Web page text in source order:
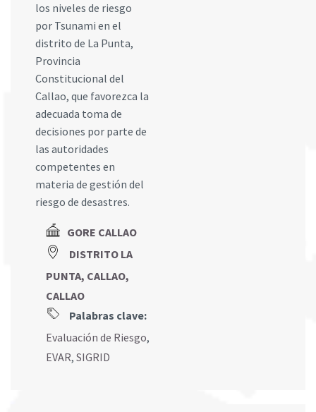
los niveles de riesgo
por Tsunami en el
distrito de La Punta,
Provincia
Constitucional del
Callao, que favorezca la
adecuada toma de
decisiones por parte de
las autoridades
competentes en
materia de gestión del
riesgo de desastres.
GORE CALLAO
DISTRITO LA
PUNTA, CALLAO,
CALLAO
Palabras clave:
Evaluación de Riesgo,
EVAR, SIGRID